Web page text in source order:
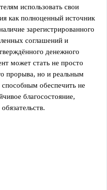
использовать свои
как полноценный источник
зарегистрированного
соглашений и
денежного
может стать не просто
прорыва, но и реальным
обеспечить не
благосостояние,